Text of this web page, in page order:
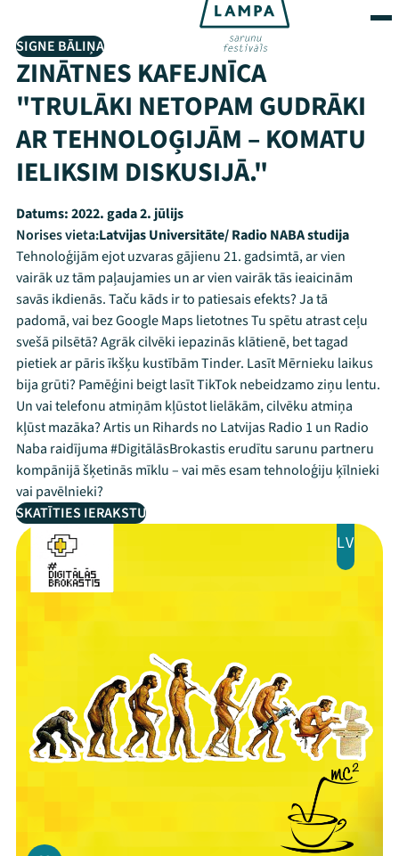
SIGNE BĀLIŅA
ZINĀTNES KAFEJNĪCA
"TRULĀKI NETOPAM GUDRĀKI
AR TEHNOLOĢIJĀM – KOMATU
IELIKSIM DISKUSIJĀ."
Datums:2022. gada 2. jūlijs
Norises vieta:Latvijas Universitāte/ Radio NABA studija
Tehnoloģijām ejot uzvaras gājienu 21. gadsimtā, ar vien
vairāk uz tām paļaujamies un ar vien vairāk tās ieaicinām
savās ikdienās. Taču kāds ir to patiesais efekts? Ja tā
padomā, vai bez Google Maps lietotnes Tu spētu atrast ceļu
svešā pilsētā? Agrāk cilvēki iepazinās klātienē, bet tagad
pietiek ar pāris īkšķu kustībām Tinder. Lasīt Mērnieku laikus
bija grūti? Pamēģini beigt lasīt TikTok nebeidzamo ziņu lentu.
Un vai telefonu atmiņām kļūstot lielākām, cilvēku atmiņa
kļūst mazāka? Artis un Rihards no Latvijas Radio 1 un Radio
Naba raidījuma #DigitālāsBrokastis erudītu sarunu partneru
kompānijā šķetinās mīklu – vai mēs esam tehnoloģiju ķīlnieki
vai pavēlnieki?
SKATĪTIES IERAKSTU
LV